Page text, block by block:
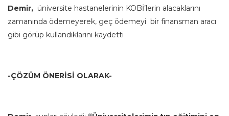
Demir, üniversite hastanelerinin KOBİ’lerin alacaklarını
zamanında ödemeyerek, geç ödemeyi bir finansman aracı
gibi görüp kullandıklarını kaydetti
-ÇÖZÜM ÖNERİSİ OLARAK-